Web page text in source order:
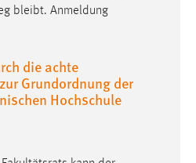
bleibt. Anmeldung
die achte
Grundordnung der
Hochschule